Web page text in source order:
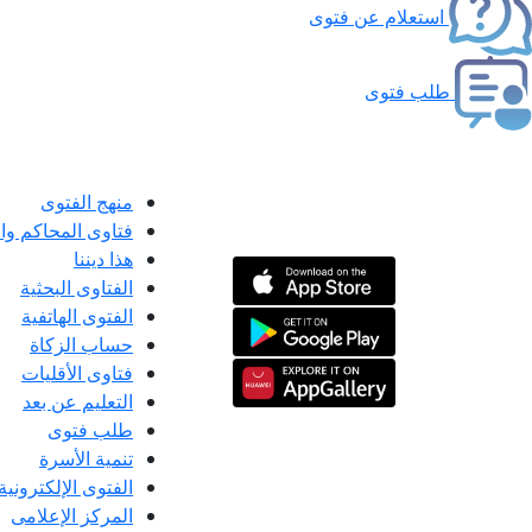
استعلام عن فتوى
طلب فتوى
منهج الفتوى
فتاوى المحاكم
هذا ديننا
الفتاوى البحثية
الفتوى الهاتفية
حساب الزكاة
فتاوى الأقليات
التعليم عن بعد
طلب فتوى
تنمية الأسرة
الفتوى الإلكترونية
المركز الإعلامى